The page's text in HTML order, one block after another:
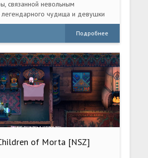
связанной невольным
чудища и девушки
Они должны быть вместе, и их
когда они обнаруживают, что
тайную войну. Во «Вратах
есть уникальная двойная
управлять двумя
персонажами и быстро
совершая множество
Подробнее
of Morta [NSZ]